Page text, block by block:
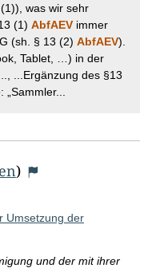
(1)), was wir sehr
(1) AbfAEV immer
(sh. § 13 (2) AbfAEV).
Tablet, …) in der
...Ergänzung des §13
)
Umsetzung der
und der mit ihrer